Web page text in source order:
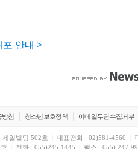
포 안내 >